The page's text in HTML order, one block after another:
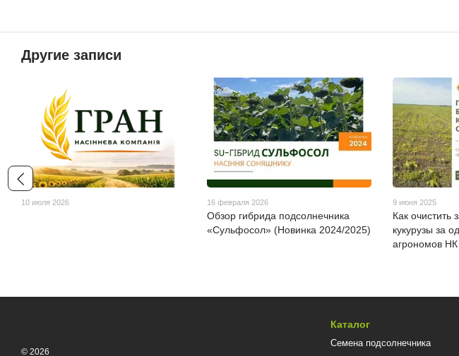
Другие записи
10 июля 2026 16 февраля 2026
Обзор гибрида подсолнечника
«Сульфосол» (Новинка 2024/2025)
9 июня 2025
Как очистить
кукурузы за
агрономов
© 2026
Каталог
Семена подсолнечника